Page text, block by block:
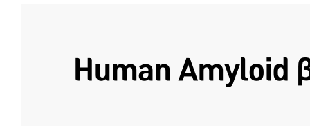
Human Amyloid